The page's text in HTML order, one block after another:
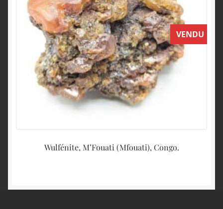
VENDU
Wulfénite, M’Fouati (Mfouati), Congo.